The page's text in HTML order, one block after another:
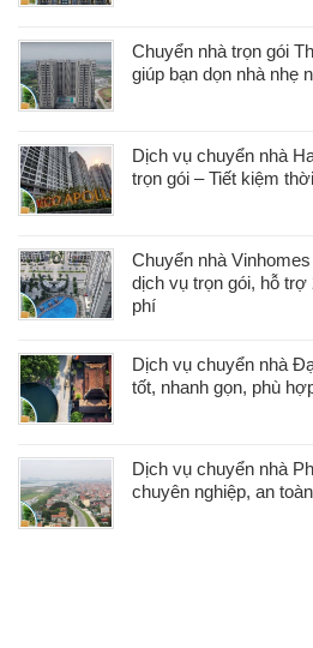
Chuyển nhà trọn gói
giúp bạn dọn nhà nhẹ
Dịch vụ chuyển nhà
trọn gói – Tiết kiệm
Chuyển nhà
dịch vụ trọn gói, hỗ
phí
Dịch vụ chuyển nhà
tốt, nhanh gọn, phù
Dịch vụ chuyển nhà
chuyên nghiệp, an